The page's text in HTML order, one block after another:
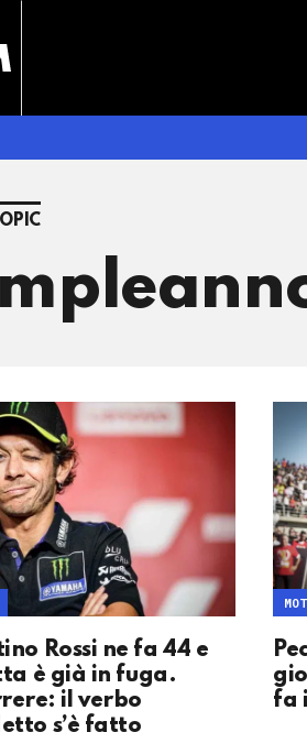
Rossi ne fa 44 e
è già in fuga.
il verbo
s’è fatto
fa